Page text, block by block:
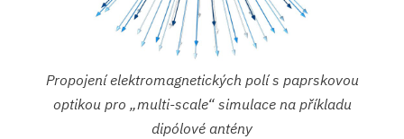
Propojení elektromagnetických polí s paprskovou
optikou pro „multi-scale“ simulace na příkladu
dipólové antény